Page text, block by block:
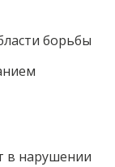
борьбы
в нарушении